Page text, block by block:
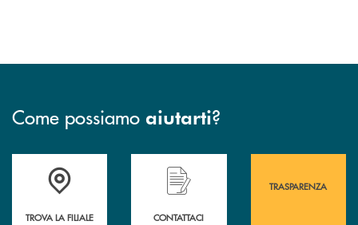
Come possiamo aiutarti?
Accedi all' elenco completo&nbsp; delle&nbsp; filiali&nbsp; di Banca
TROVA LA FILIALE
Hai bisogno di assistenza immediata?
CONTATTACI
TRASPARENZA